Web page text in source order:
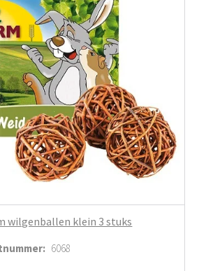
wilgenballen klein 3 stuks
: 6068